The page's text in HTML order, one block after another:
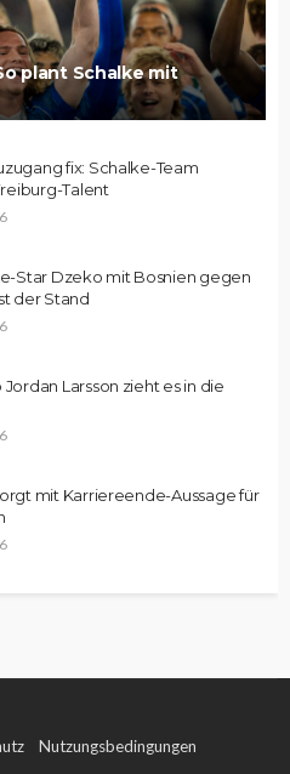
plant Schalke mit
fix: Schalke-Team
Talent
Star Dzeko mit Bosnien gegen
der Stand
Larsson zieht es in die
mit Karriereende-Aussage für
Nutzungsbedingungen